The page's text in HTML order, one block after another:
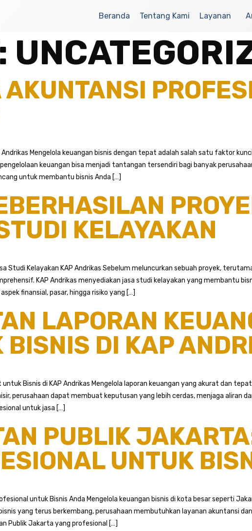
Beranda Tentang Kami Layanan
Mengelola keuangan bisnis dengan tepat adalah salah satu faktor
keuangan bisa menjadi tantangan tersendiri bagi banyak
untuk membantu bisnis Anda […]
KELAYAKAN
Studi Kelayakan KAP Andrikas Sebelum meluncurkan sebuah proyek,
KAP Andrikas menyediakan jasa studi kelayakan yang membantu
finansial, pasar, hingga risiko yang […]
LAPORAN
DI KAP
Bisnis di KAP Andrikas Mengelola laporan keuangan yang akurat dan
perusahaan dapat membuat keputusan yang lebih cerdas, menjaga aliran
untuk jasa […]
PUBLIK
UNTUK
untuk Bisnis Anda Mengelola keuangan bisnis di kota besar seperti
yang terus berkembang, perusahaan membutuhkan layanan akuntansi
Publik Jakarta yang profesional […]